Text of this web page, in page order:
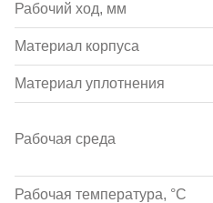
Рабочий ход, мм
Материал корпуса
Материал уплотнения
Рабочая среда
Рабочая температура, °С